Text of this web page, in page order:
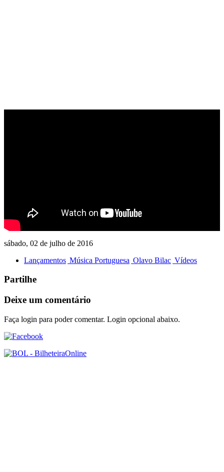
sábado, 02 de julho de 2016
Lançamentos Música Portuguesa Olavo Bilac Vídeos
Partilhe
Deixe um comentário
Faça login para poder comentar. Login opcional abaixo.